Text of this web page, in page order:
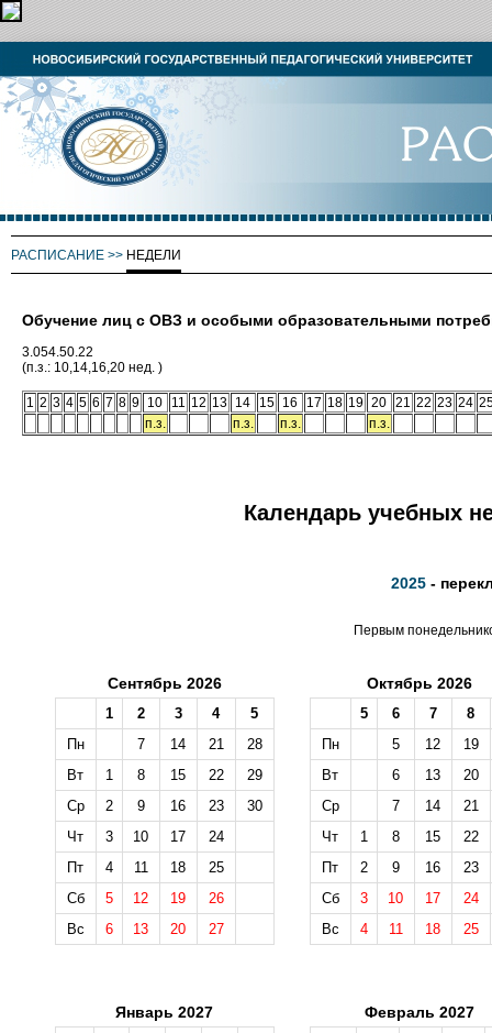
РАСПИСАНИЕ >> НЕДЕЛИ
Обучение лиц с ОВЗ и особыми образовательными
3.054.50.22
(п.з.: 10,14,16,20 нед. )
1 2 3 4 5 6 7 8 9 10 11 12 13 14 15 16 17 18 19 20 21 22 23 24
п.з.
п.з. п.з. п.з.
Календарь учебных
2025 -
Первым
Сентябрь 2026
1 2 3 4
5
Пн
7 14 21
28
Вт
1 8 15 22
29
Ср
2 9 16 23
30
Чт
3 10 17
24
Пт
4 11 18
25
Сб
5 12 19
26
Вс
6 13 20 27
Октябрь 2026
5 6 7
8
Пн
5 12
19
Вт
6 13
20
Ср
7 14
21
Чт
1 8 15
22
Пт
2 9 16
23
Сб
3 10 17
24
Вс
4 11 18 25
Январь 2027 Февраль 2027